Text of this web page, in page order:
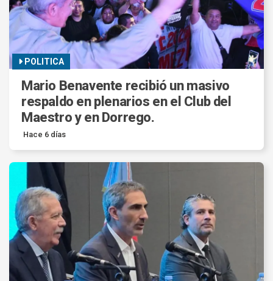
POLITICA
Mario Benavente recibió un masivo
respaldo en plenarios en el Club del
Maestro y en Dorrego.
Hace 6 días